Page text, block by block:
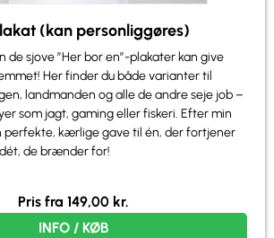
(kan personliggøres)
de sjove ”Her bor en”-plakater kan give
Her finder du både varianter til
landmanden og alle de andre seje job –
som jagt, gaming eller fiskeri. Efter min
perfekte, kærlige gave til én, der fortjener
de brænder for!
Pris fra 149,00 kr.
INFO / KØB